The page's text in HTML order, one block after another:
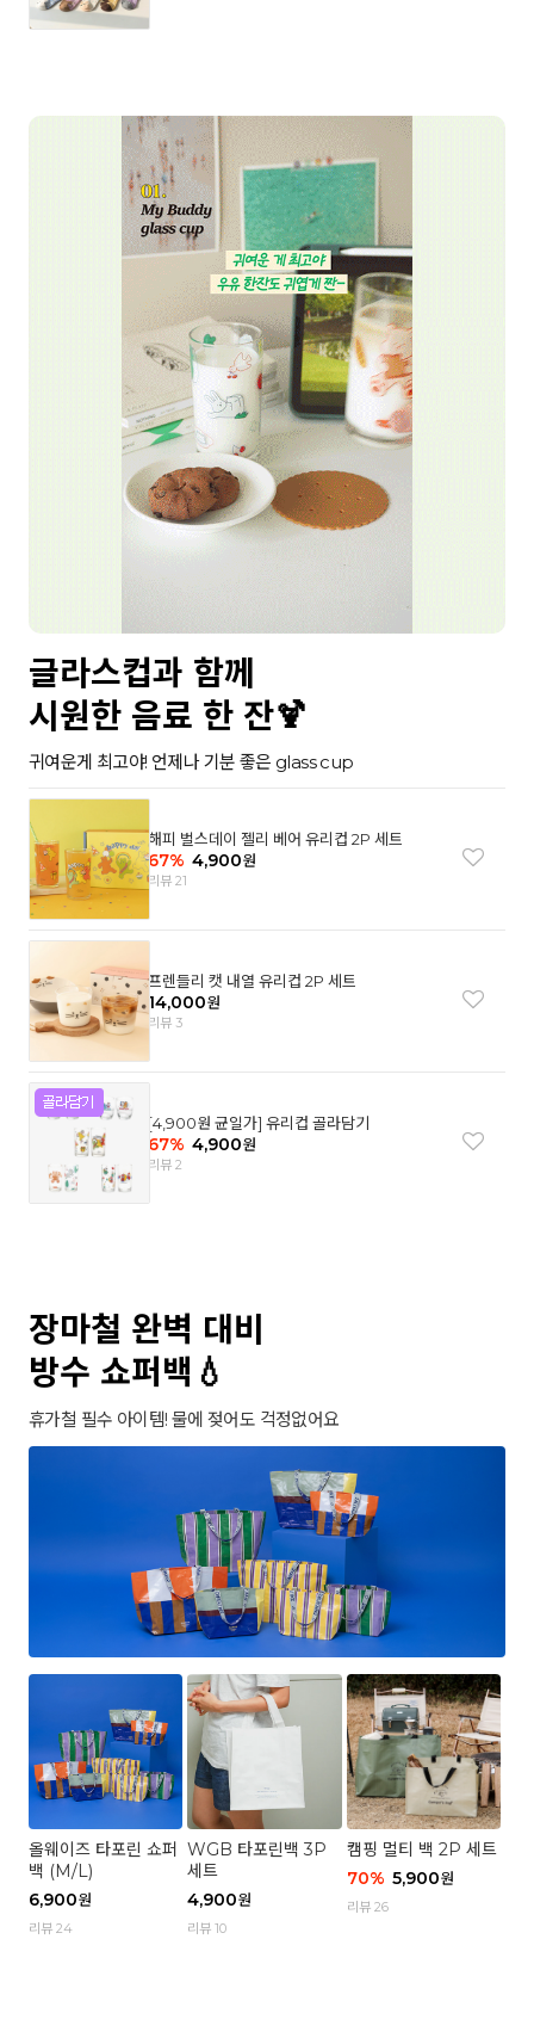
글라스컵과 함께
시원한 음료 한 잔🍹
귀여운게 최고야! 언제나 기분 좋은 glass cup
해피 벌스데이 젤리 베어 유리컵 2P 세트
67% 4,900원
리뷰 21
프렌들리 캣 내열 유리컵 2P 세트
14,000원
리뷰 3
[4,900원 균일가] 유리컵 골라담기
67% 4,900원
리뷰 2
장마철 완벽 대비
방수 쇼퍼백💧
휴가철 필수 아이템! 물에 젖어도 걱정없어요
올웨이즈 타포린 쇼퍼
백 (M/L)
6,900원
리뷰 24
WGB 타포린백 3P
세트
4,900원
리뷰 10
캠핑 멀티 백 2P 세트
70% 5,900원
리뷰 26